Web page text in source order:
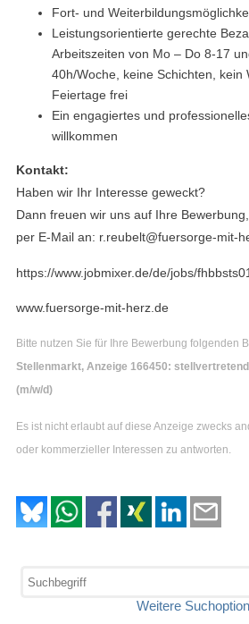
Fort- und
Leistungsorientierte gerechte
Arbeitszeiten von Mo – Do 8-17
40h/Woche, keine Schichten, kein
Feiertage frei
Ein engagiertes und
willkommen
Kontakt:
Haben wir Ihr Interesse geweckt?
Dann freuen wir uns auf Ihre
per E-Mail an: r.reubelt@fuersorge-mit-
https://www.jobmixer.de/de/jobs/
www.fuersorge-mit-herz.de
Bitte nutzen Sie für Ihre Bewerbung folgenden
Stellenmarkt, Anzeige 166450:
(m/w/d)
Es ist nicht erlaubt auf diese Anzeige zwecks
oder kommerzieller Interessen zu antworten.
Weitere